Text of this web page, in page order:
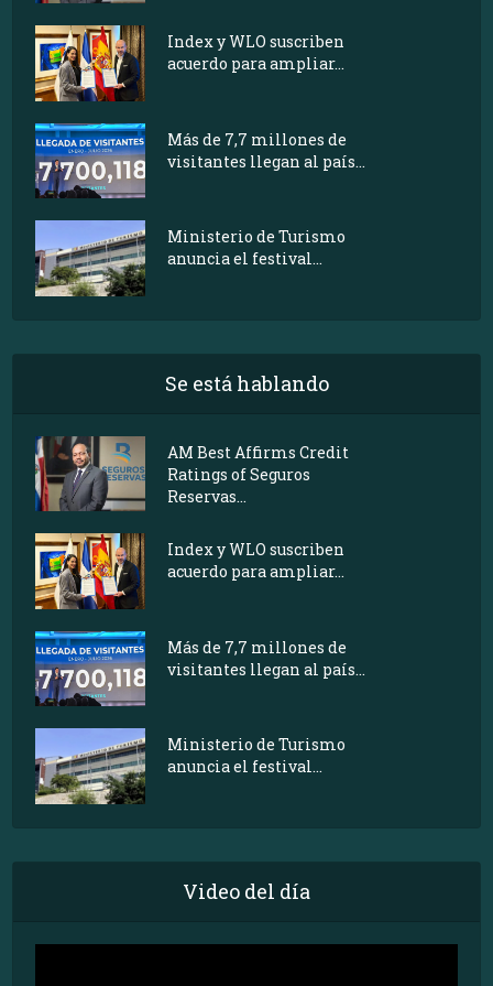
Index y WLO suscriben
acuerdo para ampliar...
Más de 7,7 millones de
visitantes llegan al país...
Ministerio de Turismo
anuncia el festival...
Se está hablando
AM Best Affirms Credit
Ratings of Seguros
Reservas...
Index y WLO suscriben
acuerdo para ampliar...
Más de 7,7 millones de
visitantes llegan al país...
Ministerio de Turismo
anuncia el festival...
Video del día